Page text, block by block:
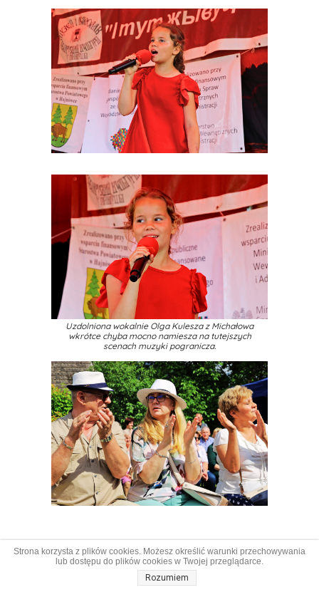
Uzdolniona wokalnie Olga Kulesza z Michałowa
wkrótce chyba mocno namiesza na tutejszych
scenach muzyki pogranicza.
Strona korzysta z plików cookies. Możesz określić warunki przechowywania
lub dostępu do plików cookies w Twojej przeglądarce.
Rozumiem